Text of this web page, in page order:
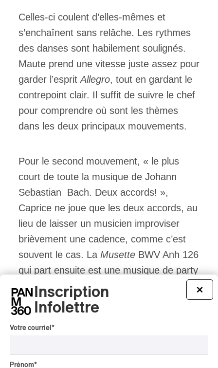
Celles-ci coulent d’elles-mêmes et
s’enchaînent sans relâche. Les rythmes
des danses sont habilement soulignés.
Maute prend une vitesse juste assez pour
garder l’esprit Allegro, tout en gardant le
contrepoint clair. Il suffit de suivre le chef
pour comprendre où sont les thèmes
dans les deux principaux mouvements.
Pour le second mouvement, « le plus
court de toute la musique de Johann
Sebastian Bach. Deux accords! »,
Caprice ne joue que les deux accords, au
lieu de laisser un musicien improviser
brièvement une cadence, comme c’est
souvent le cas. La Musette BWV Anh 126
qui part ensuite est une musique de party
tellement envoutante qu’on doit se retenir
de taper des mains. Les musiciens se
promènent et dansent sur scène.
×
Inscription
Infolettre
Votre courriel *
Prénom*